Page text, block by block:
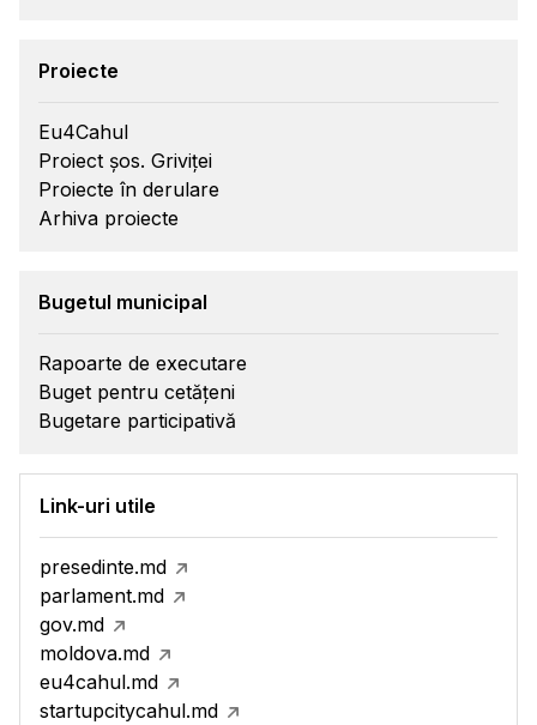
Proiecte
Eu4Cahul
Proiect șos. Griviței
Proiecte în derulare
Arhiva proiecte
Bugetul municipal
Rapoarte de executare
Buget pentru cetățeni
Bugetare participativă
Link-uri utile
presedinte.md
parlament.md
gov.md
moldova.md
eu4cahul.md
startupcitycahul.md